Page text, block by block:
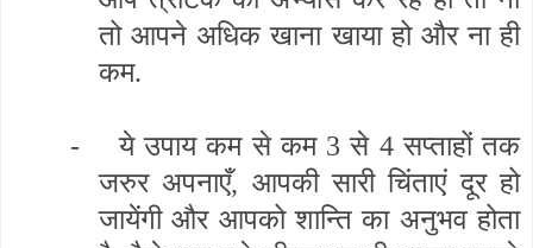
तो आपने अधिक खाना खाया हो और ना ही
कम.
-
ये उपाय कम से कम 3 से 4 सप्ताहों तक
जरुर अपनाएँ, आपकी सारी चिंताएं दूर हो
जायेंगी और आपको शान्ति का अनुभव होता